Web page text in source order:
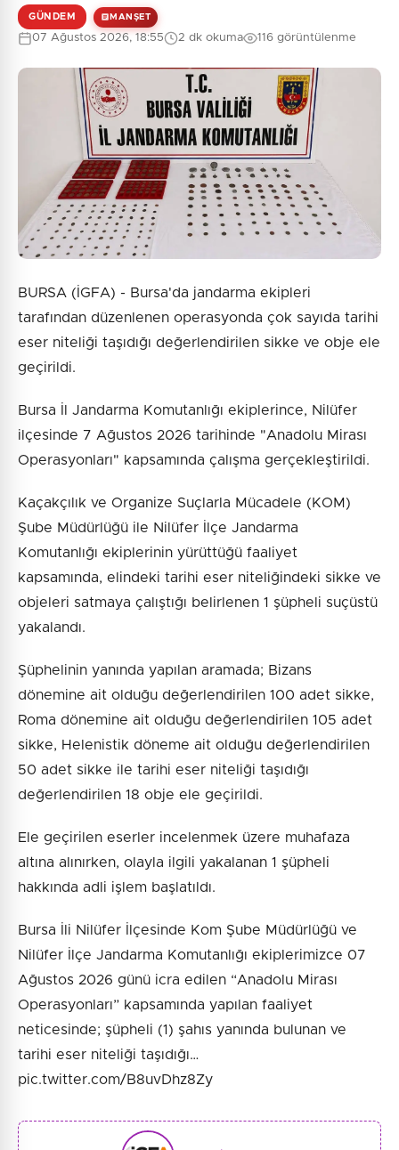
GÜNDEM MANŞET
07 Ağustos 2026, 18:55 2 dk okuma 116 görüntülenme
BURSA (İGFA) - Bursa'da jandarma ekipleri
tarafından düzenlenen operasyonda çok sayıda tarihi
eser niteliği taşıdığı değerlendirilen sikke ve obje ele
geçirildi.
Bursa İl Jandarma Komutanlığı ekiplerince, Nilüfer
ilçesinde 7 Ağustos 2026 tarihinde "Anadolu Mirası
Operasyonları" kapsamında çalışma gerçekleştirildi.
Kaçakçılık ve Organize Suçlarla Mücadele (KOM)
Şube Müdürlüğü ile Nilüfer İlçe Jandarma
Komutanlığı ekiplerinin yürüttüğü faaliyet
kapsamında, elindeki tarihi eser niteliğindeki sikke ve
objeleri satmaya çalıştığı belirlenen 1 şüpheli suçüstü
yakalandı.
Şüphelinin yanında yapılan aramada; Bizans
dönemine ait olduğu değerlendirilen 100 adet sikke,
Roma dönemine ait olduğu değerlendirilen 105 adet
sikke, Helenistik döneme ait olduğu değerlendirilen
50 adet sikke ile tarihi eser niteliği taşıdığı
değerlendirilen 18 obje ele geçirildi.
Ele geçirilen eserler incelenmek üzere muhafaza
altına alınırken, olayla ilgili yakalanan 1 şüpheli
hakkında adli işlem başlatıldı.
Bursa İli Nilüfer İlçesinde Kom Şube Müdürlüğü ve
Nilüfer İlçe Jandarma Komutanlığı ekiplerimizce 07
Ağustos 2026 günü icra edilen “Anadolu Mirası
Operasyonları” kapsamında yapılan faaliyet
neticesinde; şüpheli (1) şahıs yanında bulunan ve
tarihi eser niteliği taşıdığı…
pic.twitter.com/B8uvDhz8Zy